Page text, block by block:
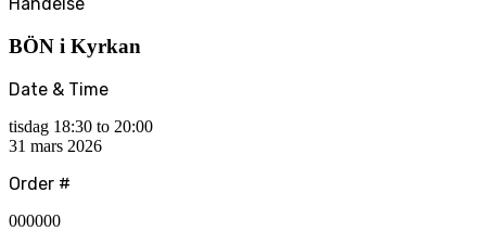
Händelse
BÖN i Kyrkan
Date & Time
tisdag 18:30 to 20:00
31 mars 2026
Order #
000000